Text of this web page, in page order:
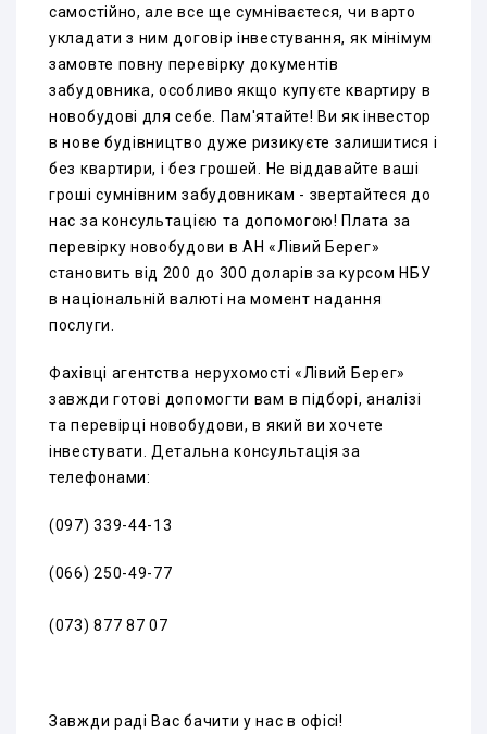
самостійно, але все ще сумніваєтеся, чи варто
укладати з ним договір інвестування, як мінімум
замовте повну перевірку документів
забудовника, особливо якщо купуєте квартиру в
новобудові для себе. Пам'ятайте! Ви як інвестор
в нове будівництво дуже ризикуєте залишитися і
без квартири, і без грошей. Не віддавайте ваші
гроші сумнівним забудовникам - звертайтеся до
нас за консультацією та допомогою! Плата за
перевірку новобудови в АН «Лівий Берег»
становить від 200 до 300 доларів за курсом НБУ
в національній валюті на момент надання
послуги.
Фахівці агентства нерухомості «Лівий Берег»
завжди готові допомогти вам в підборі, аналізі
та перевірці новобудови, в який ви хочете
інвестувати. Детальна консультація за
телефонами:
(097) 339-44-13
(066) 250-49-77
(073) 877 87 07
Завжди раді Вас бачити у нас в офісі!